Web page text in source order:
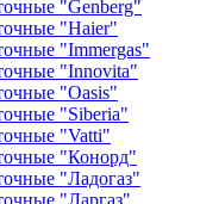
"Genberg"
"Haier"
"Immergas"
"Innovita"
"Oasis"
"Siberia"
"Vatti"
"Конорд"
"Ладогаз"
"Ларгаз"